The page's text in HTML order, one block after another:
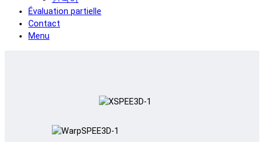
Évaluation partielle
Contact
Menu